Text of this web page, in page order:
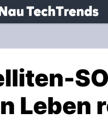
NAU.ch
Leben